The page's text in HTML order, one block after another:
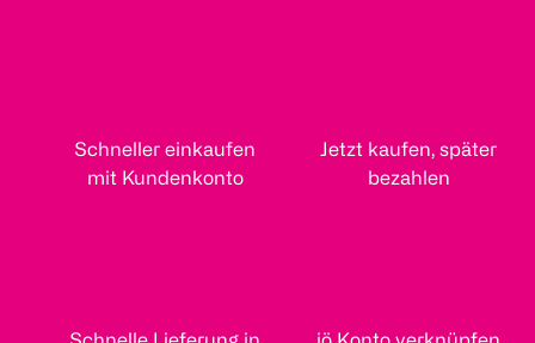
Schneller einkaufen
mit Kundenkonto
Jetzt kaufen, später
bezahlen